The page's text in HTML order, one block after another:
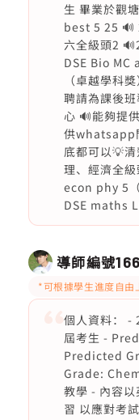
生 畢業於觀
best 5 25 🔊
六全級頭2
DSE Bio MC
（卓越學科
聘請為課後
心 🔊能夠提
供whatsapp
底都可以💡
理、經濟全
econ phy 5
DSE maths
導師編號
*可根據學生進度自由
個人資料： -
屆考生 -
Predicted
Grade:
教學 - 內容
習 以應對考